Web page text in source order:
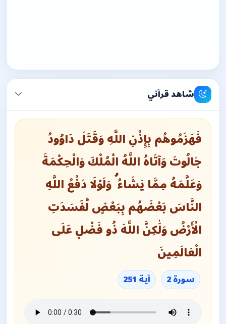
شاهد قرآني
فَهَزَمُوهُم بِإِذْنِ اللَّهِ وَقَتَلَ دَاوُودُ
جَالُوتَ وَآتَاهُ اللَّهُ الْمُلْكَ وَالْحِكْمَةَ
وَعَلَّمَهُ مِمَّا يَشَاءُ ۗ وَلَوْلَا دَفْعُ اللَّهِ
النَّاسَ بَعْضَهُم بِبَعْضٍ لَّفَسَدَتِ
الْأَرْضُ وَلَٰكِنَّ اللَّهَ ذُو فَضْلٍ عَلَى
الْعَالَمِينَ
سورة 2 آية 251